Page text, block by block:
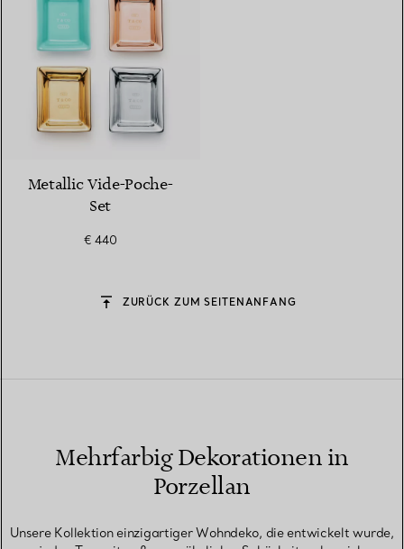
Metallic Vide-Poche-
Set
€ 440
ZURÜCK ZUM SEITENANFANG
Mehrfarbig Dekorationen in
Porzellan
Unsere Kollektion einzigartiger Wohndeko, die entwickelt wurde,